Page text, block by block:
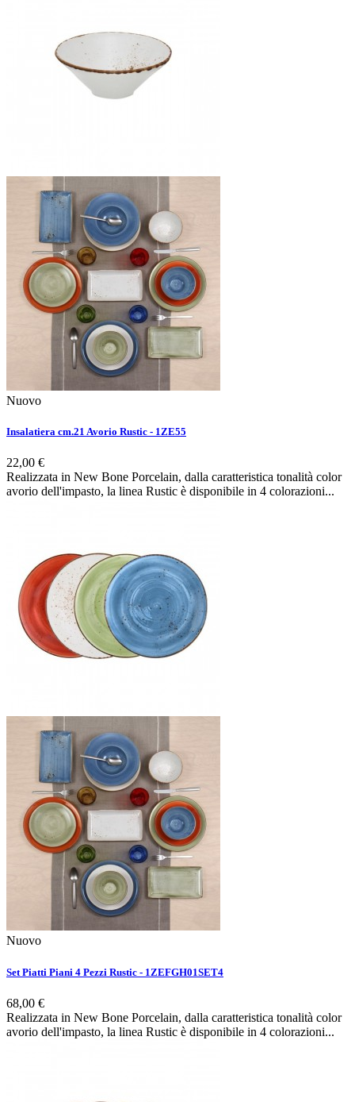
Nuovo
Insalatiera cm.21 Avorio Rustic - 1ZE55
22,00 €
Realizzata in New Bone Porcelain, dalla caratteristica tonalità color
avorio dell'impasto, la linea Rustic è disponibile in 4 colorazioni...
Nuovo
Set Piatti Piani 4 Pezzi Rustic - 1ZEFGH01SET4
68,00 €
Realizzata in New Bone Porcelain, dalla caratteristica tonalità color
avorio dell'impasto, la linea Rustic è disponibile in 4 colorazioni...